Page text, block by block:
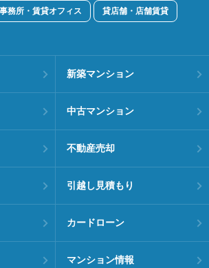
務所・賃貸オフィス 貸店舗・店舗賃貸
新築マンション
中古マンション
不動産売却
引越し見積もり
カードローン
マンション情報